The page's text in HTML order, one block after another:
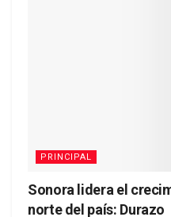
PRINCIPAL
Sonora lidera el
norte del país: Durazo